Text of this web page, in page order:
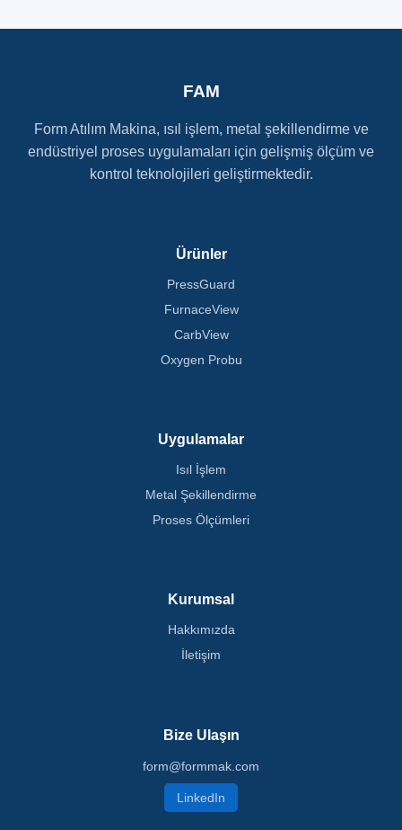
FAM
Form Atılım Makina, ısıl işlem, metal şekillendirme ve
endüstriyel proses uygulamaları için gelişmiş ölçüm ve
kontrol teknolojileri geliştirmektedir.
Ürünler
PressGuard
FurnaceView
CarbView
Oxygen Probu
Uygulamalar
Isıl İşlem
Metal Şekillendirme
Proses Ölçümleri
Kurumsal
Hakkımızda
İletişim
Bize Ulaşın
form@formmak.com
LinkedIn